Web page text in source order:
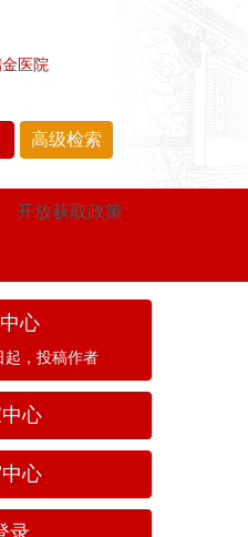
医院
开放获取政策
心
起，投稿作者
心
心
录